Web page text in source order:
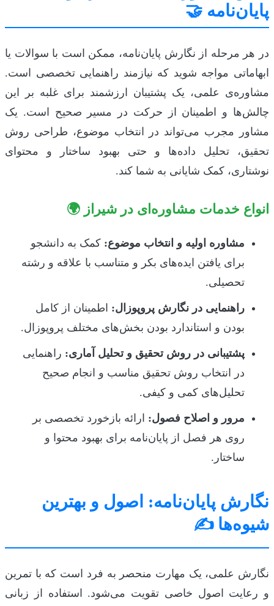
پایان‌نامه 🤝
در هر مرحله از نگارش پایان‌نامه، ممکن است با سوالات یا
ابهاماتی مواجه شوید که نیازمند راهنمایی تخصصی است.
مشاوره‌ی علمی، یک پشتیبان ارزشمند برای غلبه بر این
چالش‌ها و اطمینان از حرکت در مسیر صحیح است. یک
مشاور مجرب می‌تواند در انتخاب موضوع، طراحی روش
تحقیق، تحلیل داده‌ها و حتی بهبود ساختار و محتوای
نوشتاری، کمک شایانی به شما کند.
انواع خدمات مشاوره‌ای در شیراز 🌍
مشاوره اولیه و انتخاب موضوع: کمک به دانشجو
برای یافتن ایده‌های بکر و متناسب با علاقه و رشته
تحصیلی.
راهنمایی در نگارش پروپوزال: اطمینان از کامل
بودن و استاندارد بودن بخش‌های مختلف پروپوزال.
پشتیبانی در روش تحقیق و تحلیل آماری: راهنمایی
در انتخاب روش تحقیق مناسب و انجام صحیح
تحلیل‌های کمی و کیفی.
مرور و اصلاح فصول: ارائه بازخورد تخصصی بر
روی هر فصل از پایان‌نامه برای بهبود محتوا و
ساختار.
نگارش پایان‌نامه: اصول و بهترین
شیوه‌ها ✍️
نگارش علمی، یک مهارت منحصر به فرد است که با تمرین
و رعایت اصول خاصی تقویت می‌شود. استفاده از زبانی